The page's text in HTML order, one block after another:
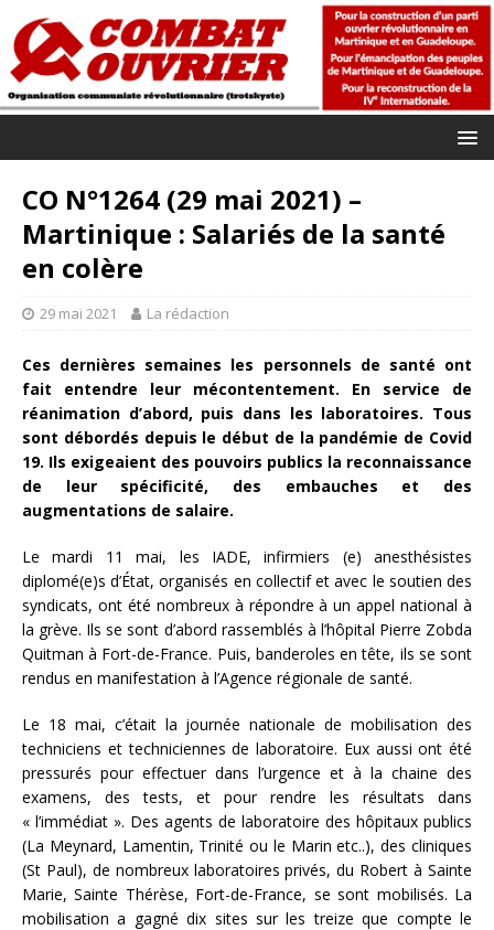
CO N°1264 (29 mai 2021) –
Martinique : Salariés de la santé
en colère
29 mai 2021 La rédaction
Ces dernières semaines les personnels de santé ont
fait entendre leur mécontentement. En service de
réanimation d’abord, puis dans les laboratoires. Tous
sont débordés depuis le début de la pandémie de Covid
19. Ils exigeaient des pouvoirs publics la reconnaissance
de leur spécificité, des embauches et des
augmentations de salaire.
Le mardi 11 mai, les IADE, infirmiers (e) anesthésistes
diplomé(e)s d’État, organisés en collectif et avec le soutien des
syndicats, ont été nombreux à répondre à un appel national à
la grève. Ils se sont d’abord rassemblés à l’hôpital Pierre Zobda
Quitman à Fort-de-France. Puis, banderoles en tête, ils se sont
rendus en manifestation à l’Agence régionale de santé.
Le 18 mai, c’était la journée nationale de mobilisation des
techniciens et techniciennes de laboratoire. Eux aussi ont été
pressurés pour effectuer dans l’urgence et à la chaine des
examens, des tests, et pour rendre les résultats dans
« l’immédiat ». Des agents de laboratoire des hôpitaux publics
(La Meynard, Lamentin, Trinité ou le Marin etc..), des cliniques
(St Paul), de nombreux laboratoires privés, du Robert à Sainte
Marie, Sainte Thérèse, Fort-de-France, se sont mobilisés. La
mobilisation a gagné dix sites sur les treize que compte le